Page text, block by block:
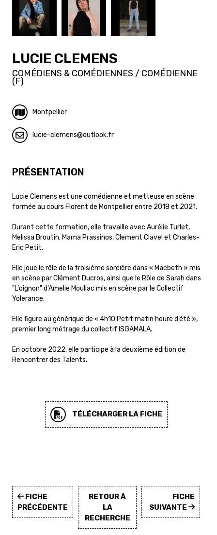
LUCIE CLEMENS
COMÉDIENS & COMÉDIENNES / COMÉDIENNE
(F)
Montpellier
lucie-clemens outlook.fr
PRÉSENTATION
Lucie Clemens est une comédienne et metteuse en scène
formée au cours Florent de Montpellier entre 2018 et 2021.
Durant cette formation, elle travaille avec Aurélie Turlet,
Melissa Broutin, Mama Prassinos, Clement Clavel et Charles-
Eric Petit.
Elle joue le rôle de la troisième sorcière dans « Macbeth » mis
en scène par Clément Ducros, ainsi que le Rôle de Sarah dans
"L'oignon" d'Amelie Mouliac mis en scène par le Collectif
Yolerance.
Elle figure au générique de « 4h10 Petit matin heure d’été »,
premier long métrage du collectif ISGAMALA.
En octobre 2022, elle participe à la deuxième édition de
Rencontrer des Talents.
TÉLÉCHARGER LA FICHE
FICHE
PRÉCÉDENTE
RETOUR À
LA
RECHERCHE
FICHE
SUIVANTE